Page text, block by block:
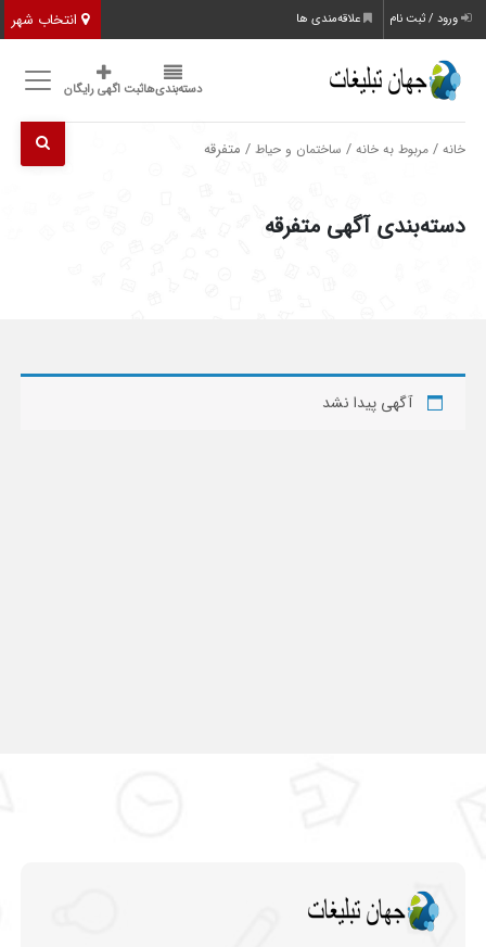
انتخاب شهر ورود / ثبت نام علاقه‌مندی ها
دسته‌بندی‌هاثبت اگهی رایگان
خانه /مربوط به خانه / ساختمان و حیاط / متفرقه
دسته‌بندی آگهی متفرقه
آگهی پیدا نشد